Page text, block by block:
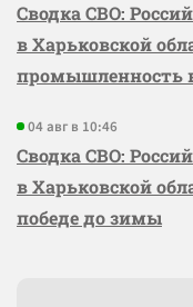
Сводка СВО:
в Харьковской
промышленность
04 авг в 10:46
Сводка СВО:
в Харьковской
победе до зимы